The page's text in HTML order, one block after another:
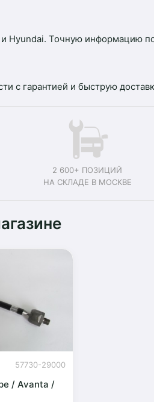
Hyundai. Точную информацию
с гарантией и быструю
2 600+ ПОЗИЦИЙ
НА СКЛАДЕ В МОСКВЕ
57730-29000
/ Avanta /